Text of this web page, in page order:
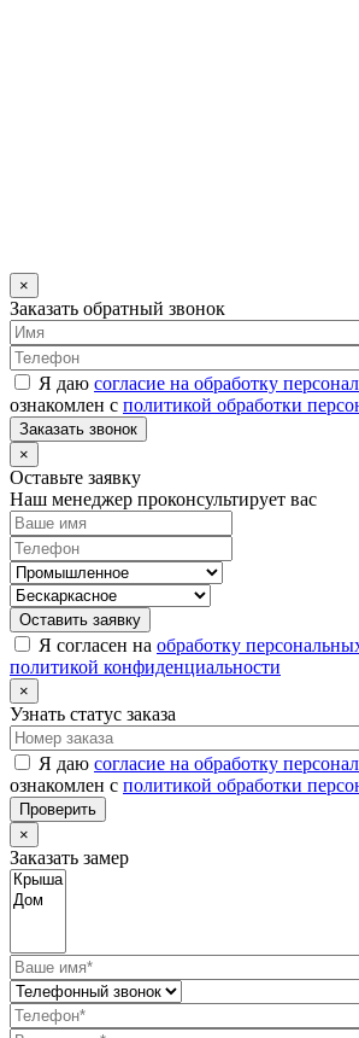
×
Заказать обратный звонок
Я даю согласие на обработку
ознакомлен с политикой обработки
Заказать звонок
×
Оставьте заявку
Наш менеджер проконсультирует вас
Оставить заявку
Я согласен на обработку
политикой конфиденциальности
×
Узнать статус заказа
Я даю согласие на обработку
ознакомлен с политикой обработки
Проверить
×
Заказать замер